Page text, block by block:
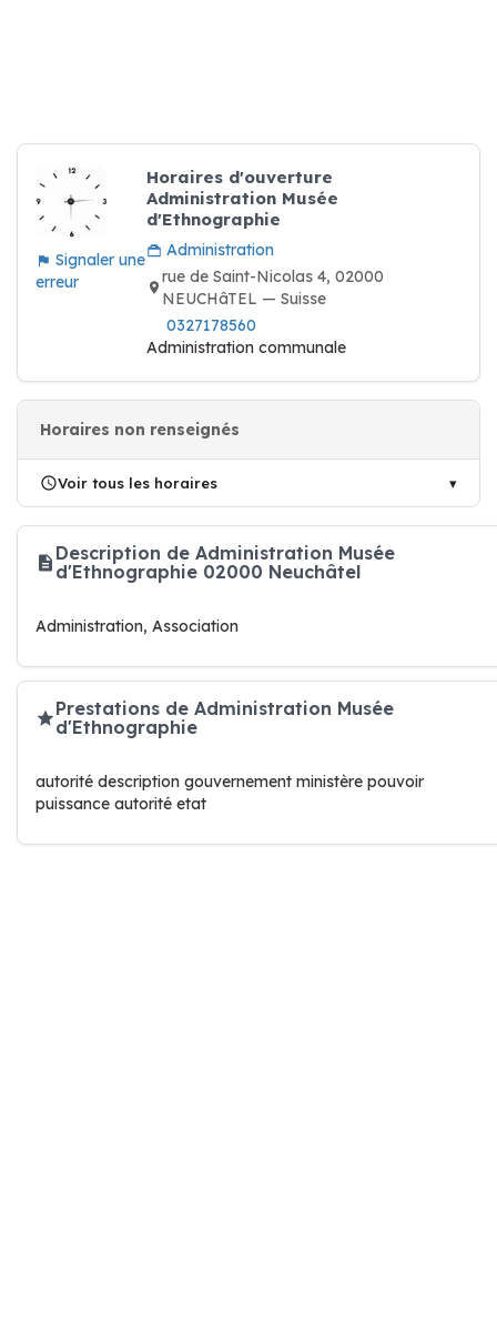
Signaler une
erreur
Horaires d'ouverture
Administration Musée
d'Ethnographie
Administration
rue de Saint-Nicolas 4, 02000
NEUCHâTEL — Suisse
0327178560
Administration communale
Horaires non renseignés
Voir tous les horaires
Description de Administration Musée
d'Ethnographie 02000 Neuchâtel
Administration, Association
Prestations de Administration Musée
d'Ethnographie
autorité description gouvernement ministère pouvoir
puissance autorité etat